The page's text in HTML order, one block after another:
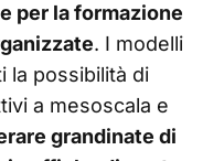
per la formazione
. I modelli
la possibilità di
a mesoscala e
grandinate di